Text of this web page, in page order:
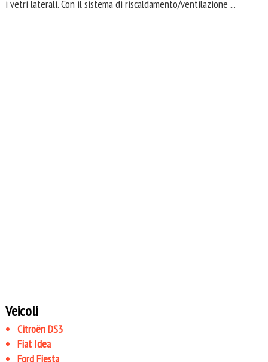
i vetri laterali. Con il sistema di riscaldamento/ventilazione ...
Veicoli
Citroën DS3
Fiat Idea
Ford Fiesta